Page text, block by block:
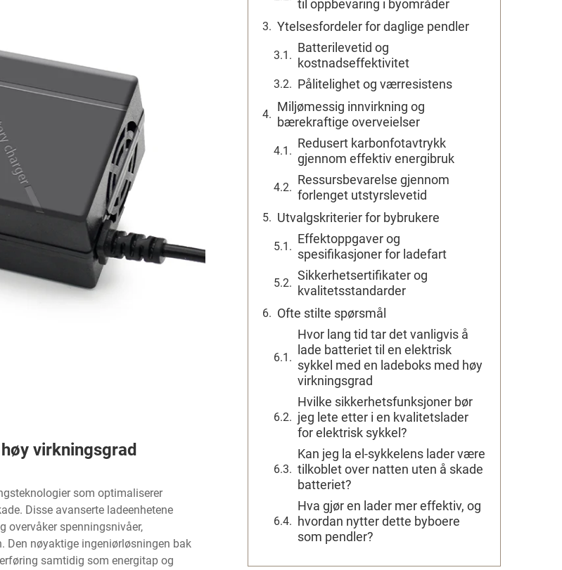
virkningsgrad
som optimaliserer
Disse avanserte ladeenhetene
overvåker spenningsnivåer,
Den nøyaktige ingeniørløsningen bak
samtidig som energitap og
til oppbevaring i byområder
Ytelsesfordeler for daglige pendler
Batterilevetid og
kostnadseffektivitet
Pålitelighet og værresistens
Miljømessig innvirkning og
bærekraftige overveielser
Redusert karbonfotavtrykk
gjennom effektiv energibruk
Ressursbevarelse gjennom
forlenget utstyrslevetid
Utvalgskriterier for bybrukere
Effektoppgaver og
spesifikasjoner for ladefart
Sikkerhetsertifikater og
kvalitetsstandarder
Ofte stilte spørsmål
Hvor lang tid tar det vanligvis å
lade batteriet til en elektrisk
sykkel med en ladeboks med høy
virkningsgrad
Hvilke sikkerhetsfunksjoner bør
jeg lete etter i en kvalitetslader
for elektrisk sykkel?
Kan jeg la el-sykkelens lader være
tilkoblet over natten uten å skade
batteriet?
Hva gjør en lader mer effektiv, og
hvordan nytter dette byboere
som pendler?